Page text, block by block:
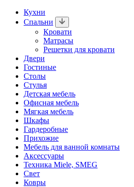
Кухни
Спальни
Кровати
Матрасы
Решетки для кровати
Двери
Гостиные
Столы
Стулья
Детская мебель
Офисная мебель
Мягкая мебель
Шкафы
Гардеробные
Прихожие
Мебель для ванной комнаты
Аксессуары
Техника Miele, SMEG
Свет
Ковры